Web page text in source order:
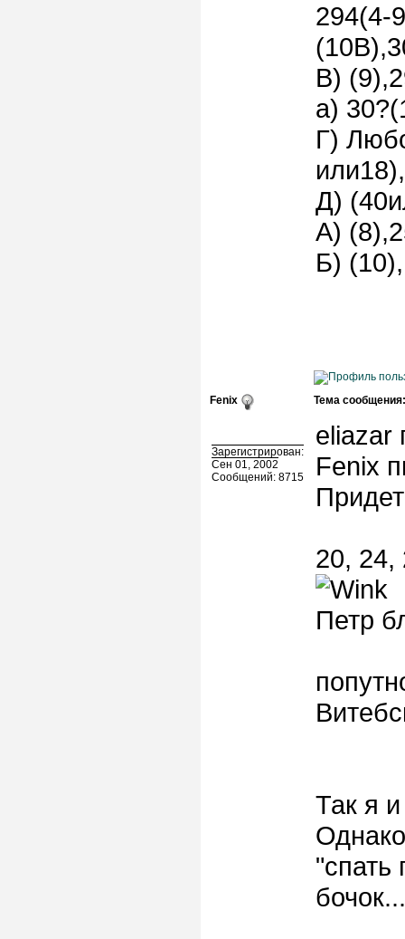
294(4-
В)
а)
Г)
Д)
А)
Б)
Fenix Тема сообщения:
Зарегистрирован:
Сен 01, 2002
Сообщений: 8715
eliazar
Fenix
20, 24,
Петр
Так я
"спать